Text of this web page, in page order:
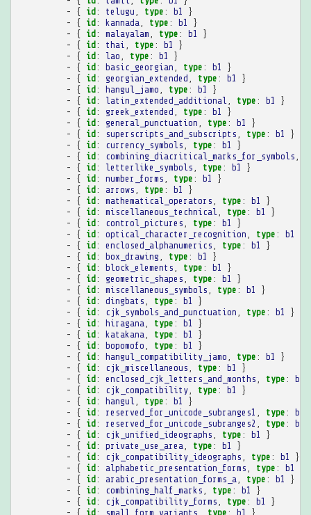
-
{ id : telugu type : b1
}
-
{ id : kannada type : b1
}
-
{ id : malayalam type : b1
}
-
{ id : thai type : b1
}
-
{ id : lao type : b1
}
-
{ id : basic_georgian type : b1
}
-
{ id : georgian_extended type : b1
}
-
{ id : hangul_jamo type : b1
}
-
{ id : latin_extended_additional type : b1
}
-
{ id : greek_extended type : b1
}
-
{ id : general_punctuation type : b1
}
-
{ id : superscripts_and_subscripts type : b1
}
-
{ id : currency_symbols type : b1
}
-
{ id : combining_diacritical_marks_for_symbols
-
{ id : letterlike_symbols type : b1
}
-
{ id : number_forms type : b1
}
-
{ id : arrows type : b1
}
-
{ id : mathematical_operators type : b1
}
-
{ id : miscellaneous_technical type : b1
}
-
{ id : control_pictures type : b1
}
-
{ id : optical_character_recognition type : b1
-
{ id : enclosed_alphanumerics type : b1
}
-
{ id : box_drawing type : b1
}
-
{ id : block_elements type : b1
}
-
{ id : geometric_shapes type : b1
}
-
{ id : miscellaneous_symbols type : b1
}
-
{ id : dingbats type : b1
}
-
{ id : cjk_symbols_and_punctuation type : b1
}
-
{ id : hiragana type : b1
}
-
{ id : katakana type : b1
}
-
{ id : bopomofo type : b1
}
-
{ id : hangul_compatibility_jamo type : b1
}
-
{ id : cjk_miscellaneous type : b1
}
-
{ id : enclosed_cjk_letters_and_months type : b1
-
{ id : cjk_compatibility, type : b1
}
-
{ id : hangul type : b1
}
-
{ id : reserved_for_unicode_subranges1 type : b1
-
{ id : reserved_for_unicode_subranges2 type : b1
-
{ id : cjk_unified_ideographs type : b1
}
-
{ id : private_use_area type : b1
}
-
{ id : cjk_compatibility_ideographs type : b1
}
-
{ id : alphabetic_presentation_forms type : b1
-
{ id : arabic_presentation_forms_a type : b1
}
-
{ id : combining_half_marks type : b1
}
-
{ id : cjk_compatibility_forms type : b1
}
-
{ id : small_form_variants type : b1 }